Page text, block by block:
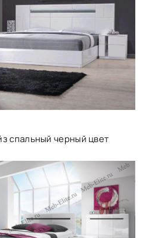
спальный черный цвет